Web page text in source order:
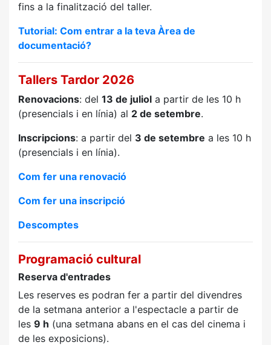
fins a la finalització del taller.
Tutorial: Com entrar a la teva Àrea de
documentació?
Tallers Tardor 2026
Renovacions: del 13 de juliol a partir de les 10 h
(presencials i en línia) al 2 de setembre.
Inscripcions: a partir del 3 de setembre a les 10 h
(presencials i en línia).
Com fer una renovació
Com fer una inscripció
Descomptes
Programació cultural
Reserva d'entrades
Les reserves es podran fer a partir del divendres
de la setmana anterior a l'espectacle a partir de
les 9 h (una setmana abans en el cas del cinema i
de les exposicions).